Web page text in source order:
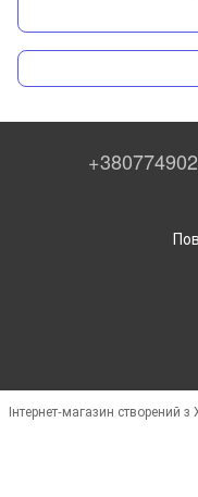
Інтернет-магазин створений